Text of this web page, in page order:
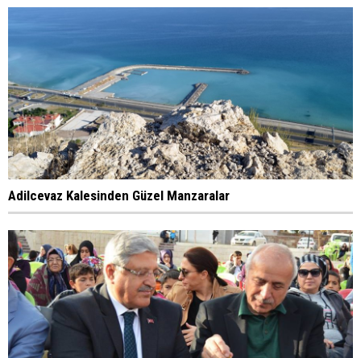
Adilcevaz Kalesinden Güzel Manzaralar